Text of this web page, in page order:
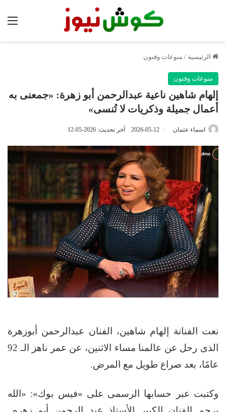
الرئيسية / منوعات وفنون
منوعات وفنون
إلهام شاهين ناعية عبدالرحمن أبو زهرة: «جمعنى به
أعمال جميلة وذكريات لا تُنسى»
اسماء عثمان 2026-05-12 آخر تحديث: 2026-05-12
نعت الفنانة إلهام شاهين، الفنان عبدالرحمن أبوزهرة
الذى رحل عن عالمنا مساء الاثنين، عن عمر ناهز الـ 92
عامًا، بعد صراع طويل مع المرض.
وكتبت عبر حسابها الرسمى على «فيس بوك»: «الله